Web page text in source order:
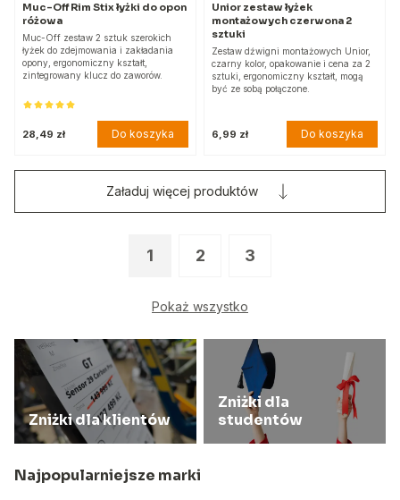
Muc-Off Rim Stix łyżki do opon
różowa
Muc-Off zestaw 2 sztuk szerokich
łyżek do zdejmowania i zakładania
opony, ergonomiczny kształt,
zintegrowany klucz do zaworów.
28,49 zł Do koszyka
Unior zestaw łyżek
montażowych czerwona 2
sztuki
Zestaw dźwigni montażowych Unior,
czarny kolor, opakowanie i cena za 2
sztuki, ergonomiczny kształt, mogą
być ze sobą połączone.
6,99 zł Do koszyka
1 2 3
Pokaż wszystko
Załaduj więcej produktów
Zniżki dla klientów
Zniżki dla
studentów
Najpopularniejsze marki